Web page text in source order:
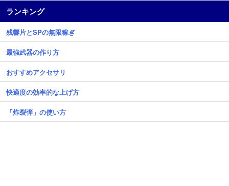
ランキング
残響片とSPの無限稼ぎ
最強武器の作り方
おすすめアクセサリ
快適度の効率的な上げ方
「炸裂弾」の使い方